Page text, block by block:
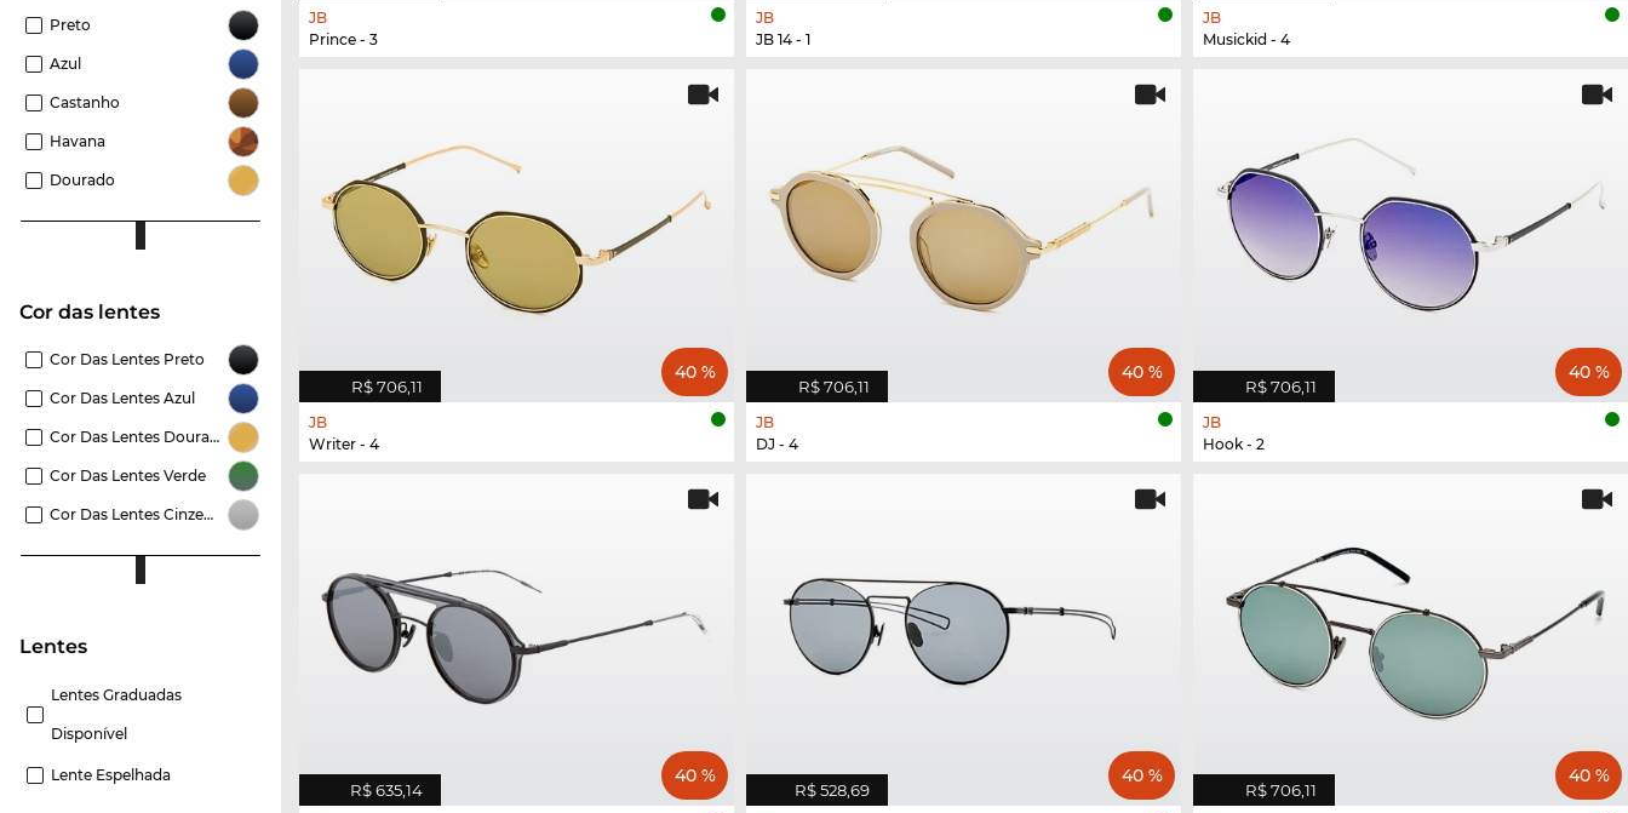
Preto
Azul
Castanho
Havana
Dourado
Cor das lentes
Cor Das Lentes Preto
Cor Das Lentes Azul
Cor Das Lentes Dourado
Cor Das Lentes Verde
Cor Das Lentes Cinzento
Lentes
Lentes Graduadas
Disponível
Lente Espelhada
JB
Prince - 3
JB
JB 14 - 1
JB
Musickid - 4
R$ 706,11
40 %
JB
Writer - 4
R$ 706,11
40 %
JB
DJ - 4
R$ 706,11
40 %
JB
Hook - 2
R$ 635,14
40 %
R$ 528,69
40 %
R$ 706,11
40 %